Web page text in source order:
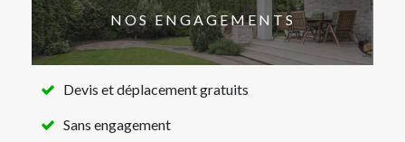
NOS ENGAGEMENTS
Devis et déplacement gratuits
Sans engagement